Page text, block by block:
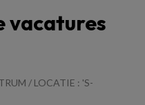
vacatures
/ LOCATIE : 'S-